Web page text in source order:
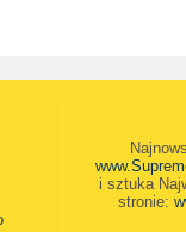
i sztuka
stronie: